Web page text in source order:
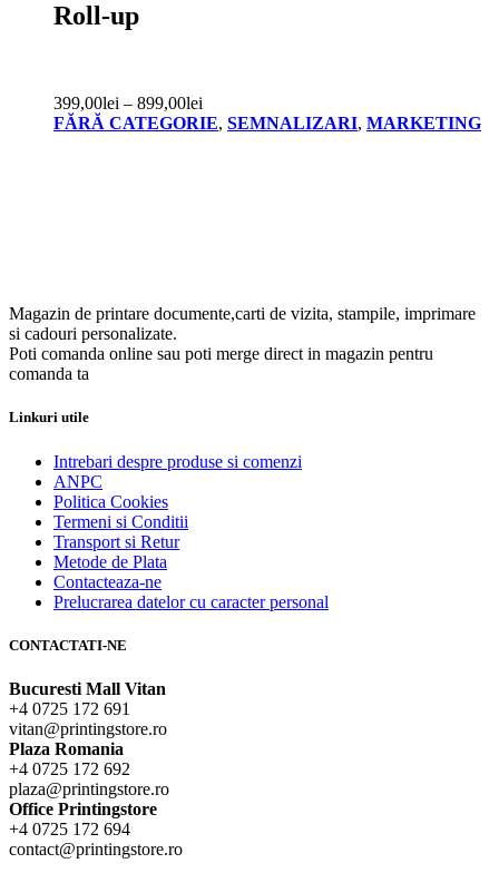
Roll-up
399,00lei – 899,00lei
FĂRĂ CATEGORIE, SEMNALIZARI, MARKETING
Magazin de printare documente,carti de vizita, stampile, imprimare
si cadouri personalizate.
Poti comanda online sau poti merge direct in magazin pentru
comanda ta
Linkuri utile
Intrebari despre produse si comenzi
ANPC
Politica Cookies
Termeni si Conditii
Transport si Retur
Metode de Plata
Contacteaza-ne
Prelucrarea datelor cu caracter personal
CONTACTATI-NE
Bucuresti Mall Vitan
+4 0725 172 691
vitan@printingstore.ro
Plaza Romania
+4 0725 172 692
plaza@printingstore.ro
Office Printingstore
+4 0725 172 694
contact@printingstore.ro